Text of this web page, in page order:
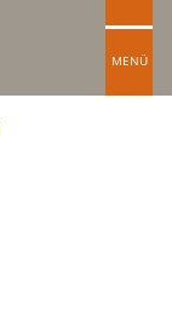
MENÜ